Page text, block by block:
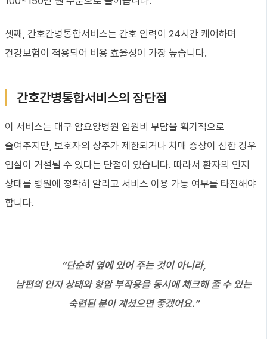
셋째, 간호간병통합서비스는 간호 인력이 24시간 케어하며
건강보험이 적용되어 비용 효율성이 가장 높습니다.
간호간병통합서비스의 장단점
이 서비스는 대구 암요양병원 입원비 부담을 획기적으로
줄여주지만, 보호자의 상주가 제한되거나 치매 증상이 심한 경우
입실이 거절될 수 있다는 단점이 있습니다. 따라서 환자의 인지
상태를 병원에 정확히 알리고 서비스 이용 가능 여부를 타진해야
합니다.
“단순히 옆에 있어 주는 것이 아니라,
남편의 인지 상태와 항암 부작용을 동시에 체크해 줄 수 있는
숙련된 분이 계셨으면 좋겠어요.”